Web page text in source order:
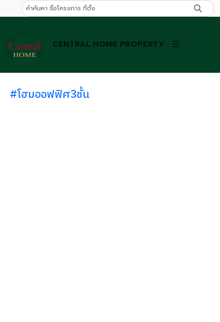
CENTRAL HOME PROPERTY
#โฮมออฟฟิศ3ชั้น